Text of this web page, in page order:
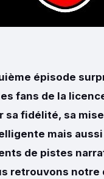
épisode
fans de la
sa fidélité, sa
mais aussi
de pistes
retrouvons notre